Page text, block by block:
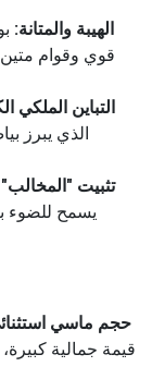
الهيبة والمتانة:
قوي وقوام
التباين الملكي
الذي يبرز
تثبيت
يسمح للضوء
حجم ماسي
قيمة جمالية